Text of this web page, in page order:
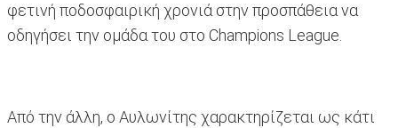
φετινή ποδοσφαιρική χρονιά στην προσπάθεια να
οδηγήσει την ομάδα του στο Champions League.
Από την άλλη, ο Αυλωνίτης χαρακτηρίζεται ως κάτι